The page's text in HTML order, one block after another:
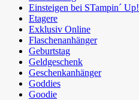
Einsteigen bei STampin´ Up!
Etagere
Exklusiv Online
Flaschenanhänger
Geburtstag
Geldgeschenk
Geschenkanhänger
Goddies
Goodie